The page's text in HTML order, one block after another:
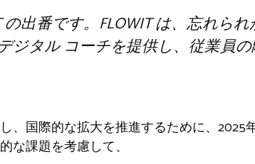
の出番です。FLOWIT は、忘れら
ジタル コーチを提供し、従業員
、国際的な拡大を推進するために、2025
な課題を考慮して、